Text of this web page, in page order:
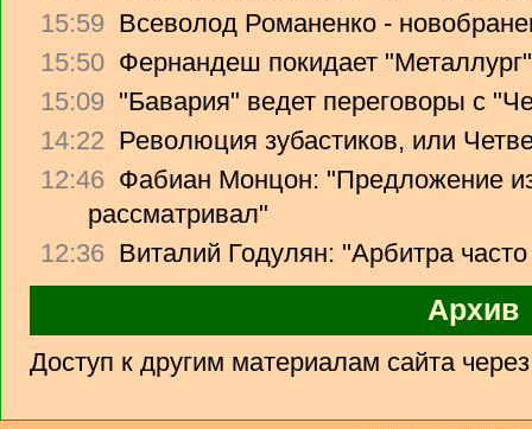
15:59 Всеволод Романенко -
15:50 Фернандеш покидает "Металлург"
15:09 "Бавария" ведет переговоры с
14:22 Революция зубастиков, или
12:46 Фабиан Монцон: "Предложение
рассматривал"
12:36 Виталий Годулян: "Арбитра
Архив
Доступ к другим материалам сайта